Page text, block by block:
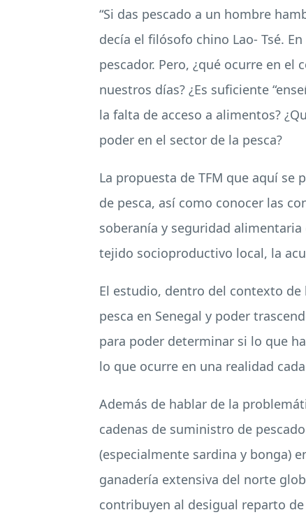
“Si das pescado a un hombre
decía el filósofo chino Lao- Tsé.
pescador. Pero, ¿qué ocurre en
nuestros días? ¿Es suficiente
la falta de acceso a alimentos?
poder en el sector de la pesca?
La propuesta de TFM que aquí se
de pesca, así como conocer las
soberanía y seguridad
tejido socioproductivo local, la
El estudio, dentro del contexto
pesca en Senegal y poder
para poder determinar si lo que
lo que ocurre en una realidad
Además de hablar de la
cadenas de suministro de
(especialmente sardina y bonga)
ganadería extensiva del norte
contribuyen al desigual reparto